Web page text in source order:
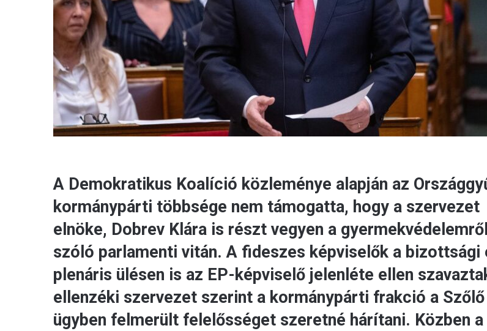
A Demokratikus Koalíció közleménye alapján az
kormánypárti többsége nem támogatta, hogy a szervezet
elnöke, Dobrev Klára is részt vegyen a gyermekvédelemről
szóló parlamenti vitán. A fideszes képviselők a bizottsági
plenáris ülésen is az EP-képviselő jelenléte ellen
ellenzéki szervezet szerint a kormánypárti frakció a
ügyben felmerült felelősséget szeretné hárítani. Közben a